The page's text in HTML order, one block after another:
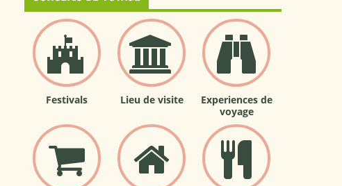
Festivals Lieu de visite
Experiences de
voyage